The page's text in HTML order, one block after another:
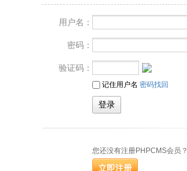
用户名：
密码：
验证码：
记住用户名 密码找回
您还没有注册PHPCMS会员？